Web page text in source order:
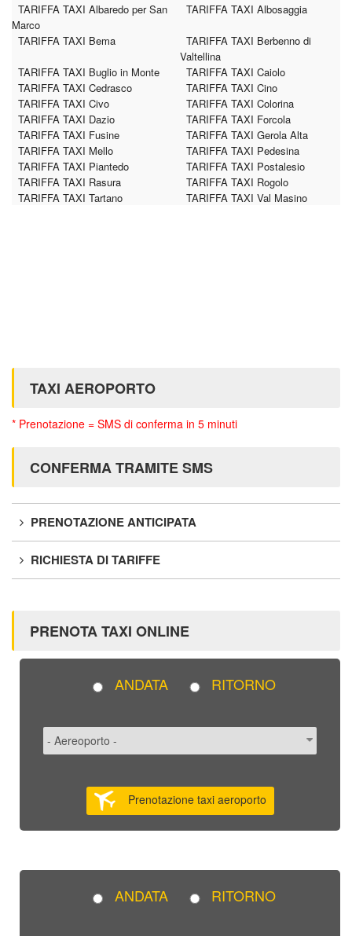
TARIFFA TAXI Albaredo per San
Marco
TARIFFA TAXI Albosaggia
TARIFFA TAXI Bema
TARIFFA TAXI Berbenno di
Valtellina
TARIFFA TAXI Buglio in Monte
TARIFFA TAXI Caiolo
TARIFFA TAXI Cedrasco
TARIFFA TAXI Cino
TARIFFA TAXI Civo
TARIFFA TAXI Colorina
TARIFFA TAXI Dazio
TARIFFA TAXI Forcola
TARIFFA TAXI Fusine
TARIFFA TAXI Gerola Alta
TARIFFA TAXI Mello
TARIFFA TAXI Pedesina
TARIFFA TAXI Piantedo
TARIFFA TAXI Postalesio
TARIFFA TAXI Rasura
TARIFFA TAXI Rogolo
TARIFFA TAXI Tartano
TARIFFA TAXI Val Masino
TAXI AEROPORTO
* Prenotazione = SMS di conferma in 5 minuti
CONFERMA TRAMITE SMS
PRENOTAZIONE ANTICIPATA
RICHIESTA DI TARIFFE
PRENOTA TAXI ONLINE
ANDATA RITORNO
Prenotazione taxi aeroporto
ANDATA RITORNO